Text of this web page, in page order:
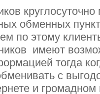
круглосуточно
обменных
по этому
имеют
тогда
с
и